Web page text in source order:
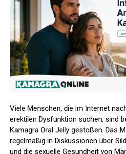
Viele Menschen, die im Internet
erektilen Dysfunktion suchen, sind
Kamagra Oral Jelly gestoßen. Das
regelmäßig in Diskussionen über
und die sexuelle Gesundheit von